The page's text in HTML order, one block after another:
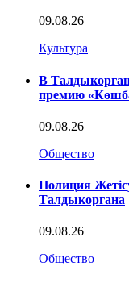
09.08.26
Культура
В
премию
09.08.26
Общество
Полиция
Талдыкоргана
09.08.26
Общество